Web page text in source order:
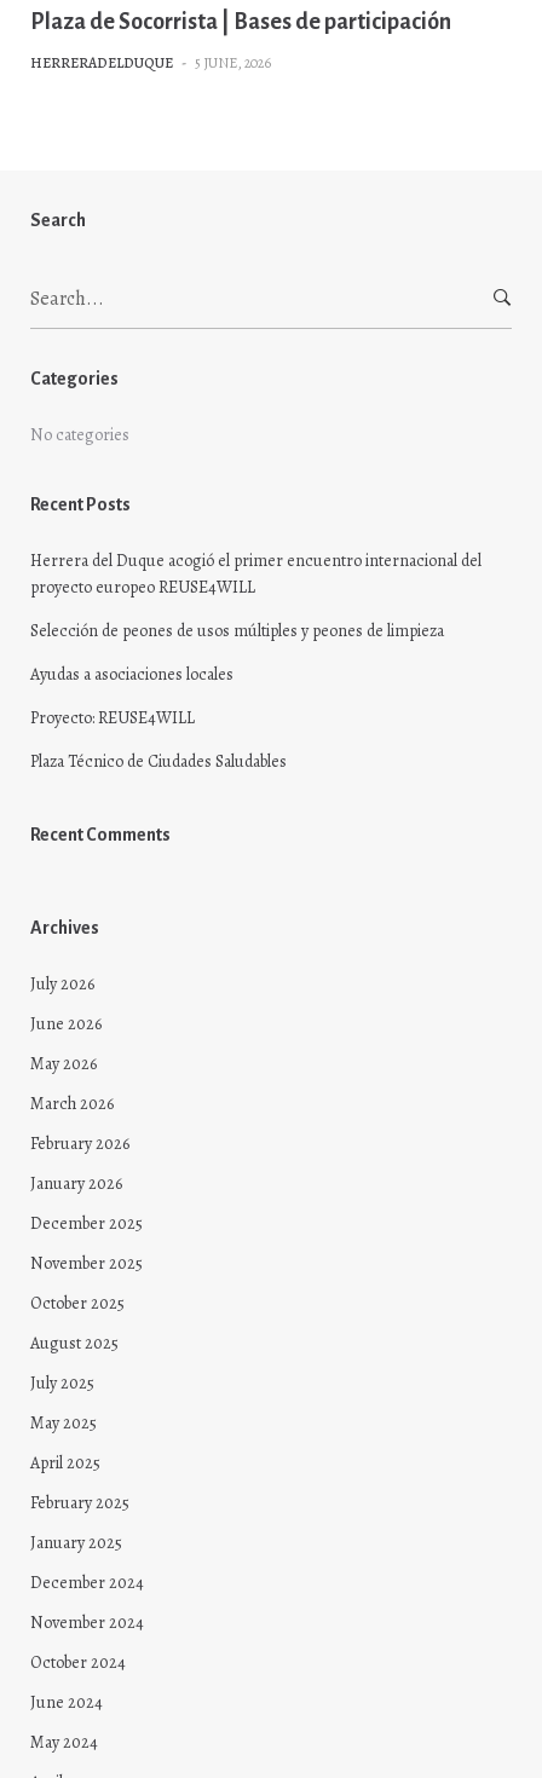
Plaza de Socorrista | Bases de participación
HERRERADELDUQUE - 5 JUNE, 2026
Search
Search
for:
Categories
No categories
Recent Posts
Herrera del Duque acogió el primer encuentro internacional del
proyecto europeo REUSE4WILL
Selección de peones de usos múltiples y peones de limpieza
Ayudas a asociaciones locales
Proyecto: REUSE4WILL
Plaza Técnico de Ciudades Saludables
Recent Comments
Archives
July 2026
June 2026
May 2026
March 2026
February 2026
January 2026
December 2025
November 2025
October 2025
August 2025
July 2025
May 2025
April 2025
February 2025
January 2025
December 2024
November 2024
October 2024
June 2024
May 2024